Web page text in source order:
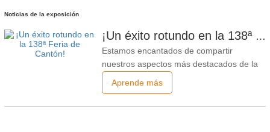
Noticias de la exposición
¡Un éxito rotundo en la 138ª Feria de Cantón!
Estamos encantados de compartir
nuestros aspectos más destacados de la
Importación y Exportación de China (Feria
Aprende más